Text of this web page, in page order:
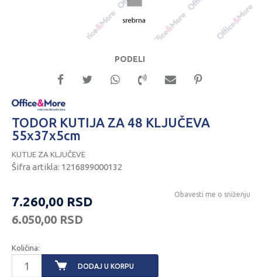
PODELI
TODOR KUTIJA ZA 48 KLJUČEVA
55x37x5cm
KUTIJE ZA KLJUČEVE
Šifra artikla: 1216899000132
7.260,00 RSD
6.050,00 RSD
Obavesti me o sniženju
Količina:
DODAJ U KORPU